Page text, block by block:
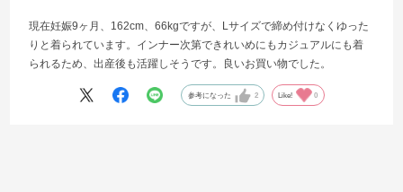
現在妊娠9ヶ月、162cm、66kgですが、Lサイズで締め付けなくゆった
りと着られています。インナー次第できれいめにもカジュアルにも着
られるため、出産後も活躍しそうです。良いお買い物でした。
参考になった 2 Like! 0